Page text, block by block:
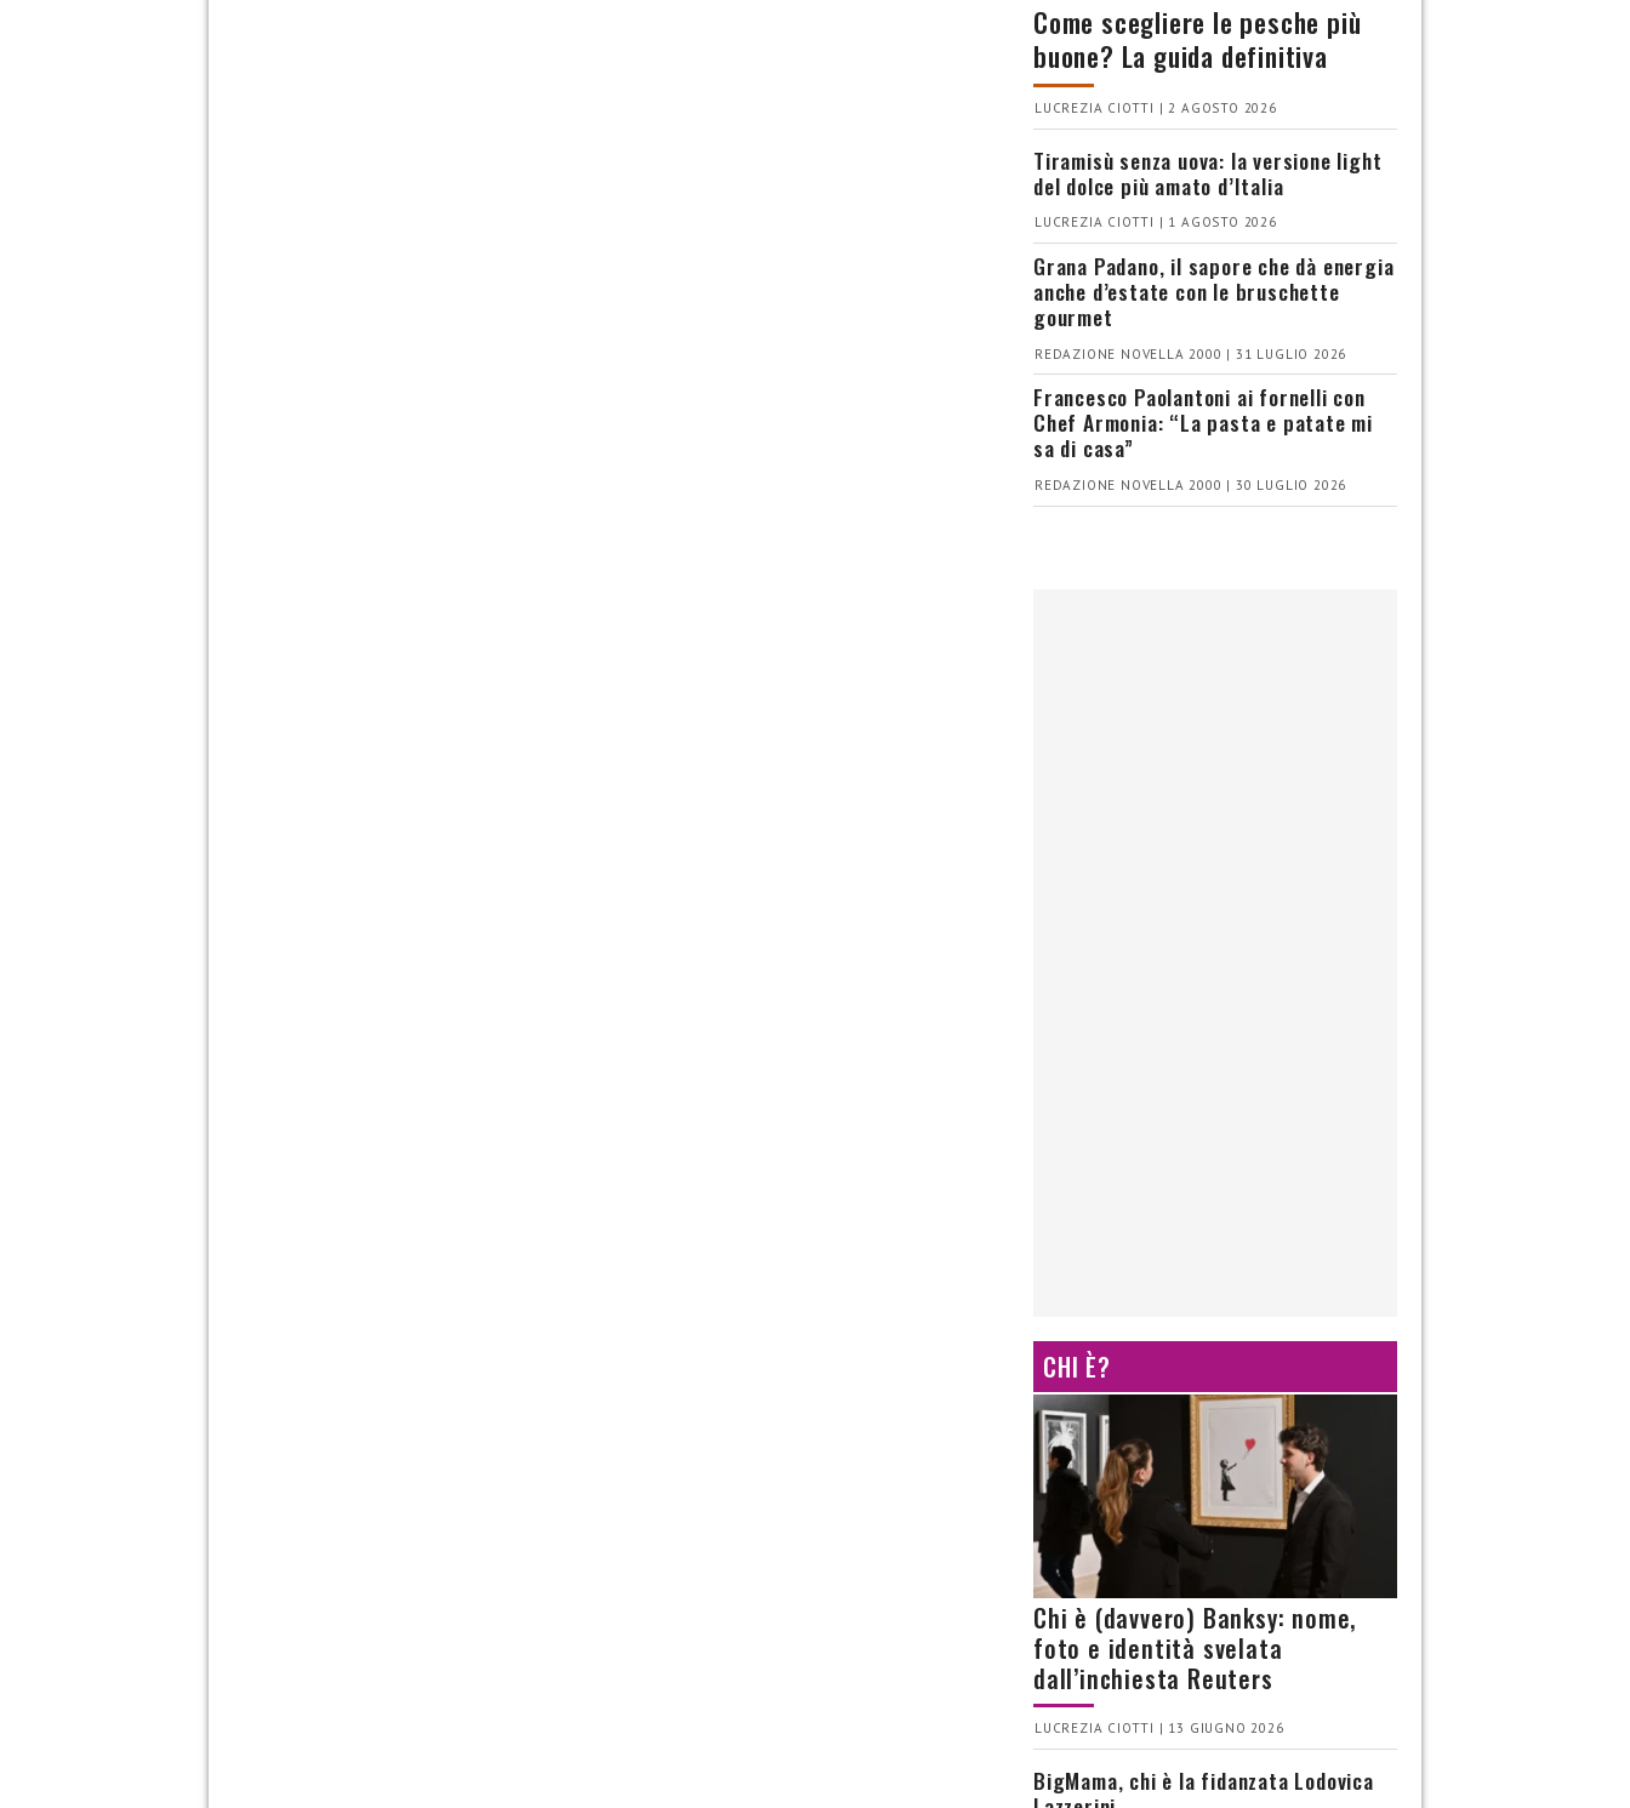
Come scegliere le pesche più
buone? La guida definitiva
LUCREZIA CIOTTI | 2 AGOSTO 2026
Tiramisù senza uova: la versione light
del dolce più amato d’Italia
LUCREZIA CIOTTI | 1 AGOSTO 2026
Grana Padano, il sapore che dà energia
anche d’estate con le bruschette
gourmet
REDAZIONE NOVELLA 2000 | 31 LUGLIO 2026
Francesco Paolantoni ai fornelli con
Chef Armonia: “La pasta e patate mi
sa di casa”
REDAZIONE NOVELLA 2000 | 30 LUGLIO 2026
CHI È?
Chi è (davvero) Banksy: nome,
foto e identità svelata
dall’inchiesta Reuters
LUCREZIA CIOTTI | 13 GIUGNO 2026
BigMama, chi è la fidanzata Lodovica